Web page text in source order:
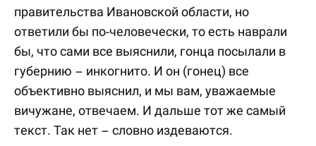
правительства Ивановской области, но
ответили бы по-человечески, то есть наврали
бы, что сами все выяснили, гонца посылали в
губернию – инкогнито. И он (гонец) все
объективно выяснил, и мы вам, уважаемые
вичужане, отвечаем. И дальше тот же самый
текст. Так нет – словно издеваются.